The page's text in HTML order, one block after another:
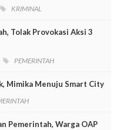
KRIMINAL
Tolak Provokasi Aksi 3
PEMERINTAH
Mimika Menuju Smart City
Pemerintah, Warga OAP